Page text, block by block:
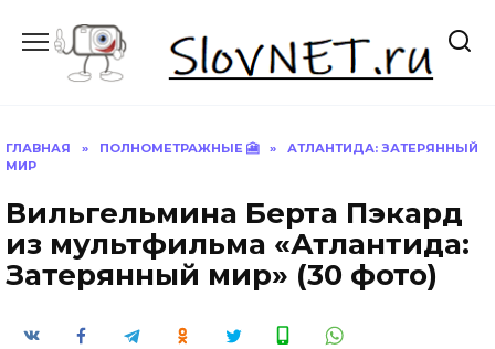
содержанию
ГЛАВНАЯ » ПОЛНОМЕТРАЖНЫЕ 🎦 »
АТЛАНТИДА: ЗАТЕРЯННЫЙ
МИР
Вильгельмина Берта Пэкард
из мультфильма «Атлантида:
Затерянный мир» (30 фото)